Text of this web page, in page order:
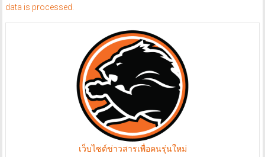
data is processed.
เว็บไซต์ข่าวสารเพื่อคนรุ่นใหม่